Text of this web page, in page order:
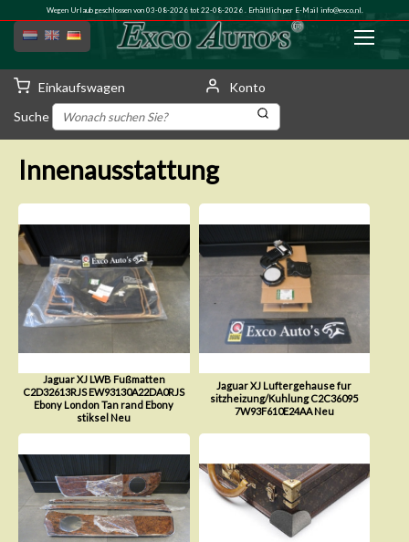
Wegen Urlaub geschlossen von 03-08-2026 tot 22-08-2026 . Erhältlich per E-Mail info@exco.nl.
Einkaufswagen
Konto
Suche
Innenausstattung
Jaguar XJ LWB Fußmatten
C2D32613RJS EW93130A22DA0RJS
Ebony London Tan rand Ebony
stiksel Neu
Jaguar XJ Luftergehause fur
sitzheizung/Kuhlung C2C36095
7W93F610E24AA Neu